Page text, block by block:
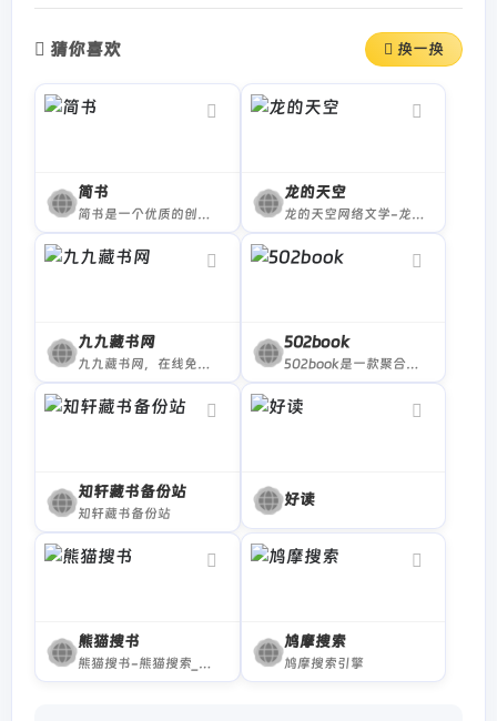
支持全本与连载小说阅读
猜你喜欢 换一换
简书
简书是一个优质的创作社区，在这里，你可以任性地创作，一篇短文、一张照片、一首诗、一幅画……我们相信，每个人都是生活中的艺术家，有着无穷的创造力。
龙的天空
龙的天空网络文学-龙空lkong.com
九九藏书网
九九藏书网，在线免费阅读图书，小说 网站
502book
502book是一款聚合全网资源的免费小说搜索引擎，支持玄幻、言情、穿越、悬疑等多类型全本小说在线阅读，界面简洁无广告，搜索速度快。
知轩藏书备份站
知轩藏书备份站
好读
熊猫搜书
熊猫搜书-熊猫搜索_聚合文档搜索导航_xmsoushu_xmsearch
鸠摩搜索
鸠摩搜索引擎